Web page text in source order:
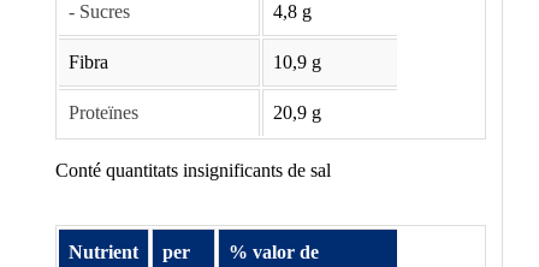
- Sucres 4,8 g
Fibra 10,9 g
Proteïnes 20,9 g
Conté quantitats insignificants de sal
Nutrient
per
% valor de